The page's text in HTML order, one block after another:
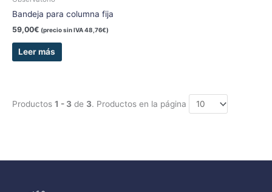
Bandeja para columna fija
59,00€ (precio sin IVA48,76€)
Leer más
Productos 1 - 3 de 3. Productos en la página